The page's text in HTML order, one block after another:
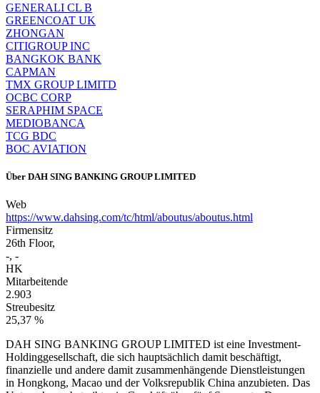
GENERALI CL B
GREENCOAT UK
ZHONGAN
CITIGROUP INC
BANGKOK BANK
CAPMAN
TMX GROUP LIMITD
OCBC CORP
SERAPHIM SPACE
MEDIOBANCA
TCG BDC
BOC AVIATION
Über DAH SING BANKING GROUP LIMITED
Web
https://www.dahsing.com/tc/html/aboutus/aboutus.html
Firmensitz
26th Floor,
-, -
HK
Mitarbeitende
2.903
Streubesitz
25,37 %
DAH SING BANKING GROUP LIMITED ist eine Investment-
Holdinggesellschaft, die sich hauptsächlich damit beschäftigt,
finanzielle und andere damit zusammenhängende Dienstleistungen
in Hongkong, Macao und der Volksrepublik China anzubieten. Das